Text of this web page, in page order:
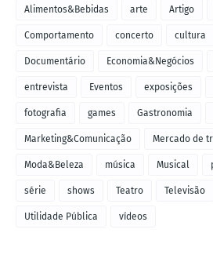
Alimentos&Bebidas arte Artigo
Comportamento concerto cultura
Documentário Economia&Negócios
entrevista Eventos exposições
fotografia games Gastronomia
Marketing&Comunicação Mercado de
Moda&Beleza música Musical
série shows Teatro Televisão
Utilidade Pública vídeos